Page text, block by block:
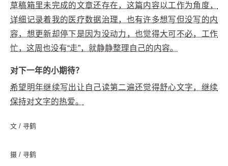
草稿箱里未完成的文章还存在，这篇内容以工作为角度，
详细记录着我的医疗数据治理，也有许多想写但没写的内
容，想更新却停下是因为没动力，也觉得大可不必，工作
忙，这周也没有“走”，就静静整理自己的内容。
对下一年的小期待？
希望明年继续写出让自己读第二遍还觉得舒心文字，继续
保持对文字的热爱。
文 / 寻鹤
摄 / 寻鹤